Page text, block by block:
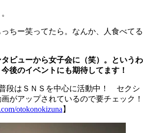
ちー笑ってたら。なんか、人食べてる
ビューから女子会に（笑）。というわ
後のイベントにも期待してます！
段はＳＮＳを中心に活動中！ セクシ
がアップされているので要チェック！
otokonokizuna 】